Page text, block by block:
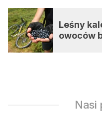
Leśny
owoców
Nasi